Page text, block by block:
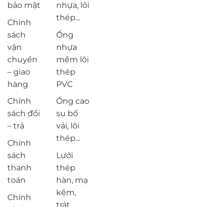
bảo mật
Chính
sách
vận
chuyển
– giao
hàng
Chính
sách đổi
– trả
Chính
sách
thanh
toán
Chính
nhựa, lõi
thép...
Ống
nhựa
mềm lõi
thép
PVC
Ống cao
su bố
vải, lõi
thép...
Lưới
thép
hàn, mạ
kẽm,
trát